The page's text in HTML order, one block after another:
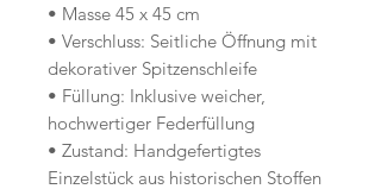
• Masse 45 x 45 cm
• Verschluss: Seitliche Öffnung mit
dekorativer Spitzenschleife
• Füllung: Inklusive weicher,
hochwertiger Federfüllung
• Zustand: Handgefertigtes
Einzelstück aus historischen Stoffen